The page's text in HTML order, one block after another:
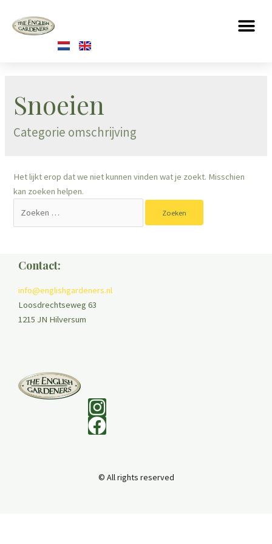
Snoeien
Categorie omschrijving
Het lijkt erop dat we niet kunnen vinden wat je zoekt. Misschien
kan zoeken helpen.
Contact:
info@englishgardeners.nl
Loosdrechtseweg 63
1215 JN Hilversum
© All rights reserved